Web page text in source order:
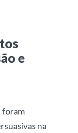
e
foram
na